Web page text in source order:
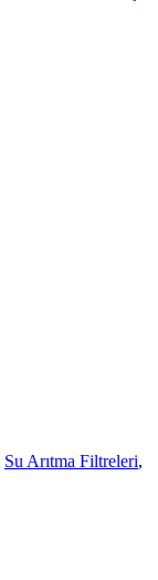
Su Arıtma Filtreleri,